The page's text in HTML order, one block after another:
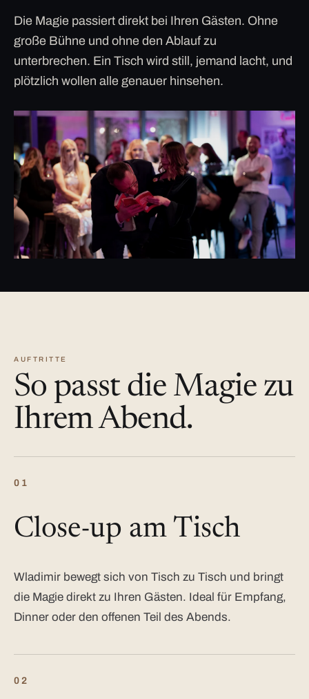
Die Magie passiert direkt bei Ihren Gästen. Ohne
große Bühne und ohne den Ablauf zu
unterbrechen. Ein Tisch wird still, jemand lacht, und
plötzlich wollen alle genauer hinsehen.
AUFTRITTE
So passt die Magie zu
Ihrem Abend.
01
Close-up am Tisch
Wladimir bewegt sich von Tisch zu Tisch und bringt
die Magie direkt zu Ihren Gästen. Ideal für Empfang,
Dinner oder den offenen Teil des Abends.
02